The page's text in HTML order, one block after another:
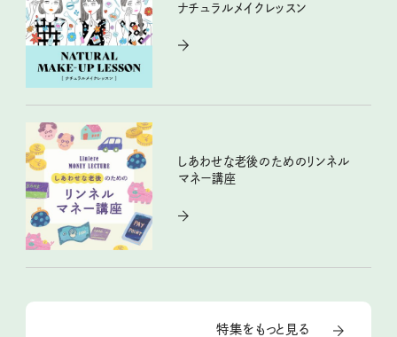
ナチュラルメイクレッスン
しあわせな老後のためのリンネル
マネー講座
特集をもっと見る